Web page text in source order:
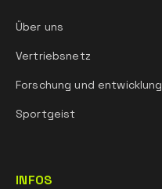
Über uns
Vertriebsnetz
Forschung und entwicklung
Sportgeist
INFOS